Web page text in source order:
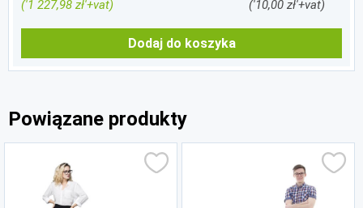
('1 227,98 zł'+vat) ('10,00 zł'+vat)
Dodaj do koszyka
Powiązane produkty